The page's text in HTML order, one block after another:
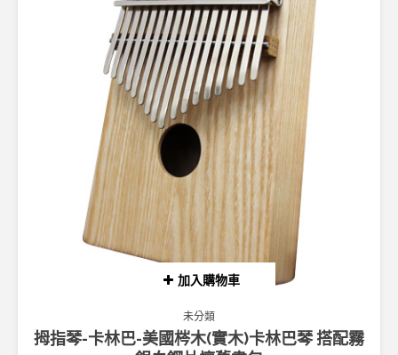
加入購物車
未分類
拇指琴-卡林巴-美國梣木(實木)卡林巴琴 搭配霧